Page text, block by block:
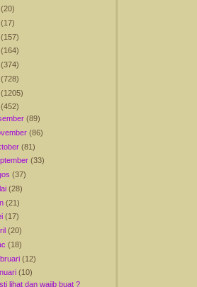
(20)
(17)
(157)
(164)
(374)
(728)
(1205)
(452)
(89)
(86)
(81)
(33)
(37)
(28)
(21)
(17)
(20)
(18)
(12)
(10)
lihat dan wajib buat ?